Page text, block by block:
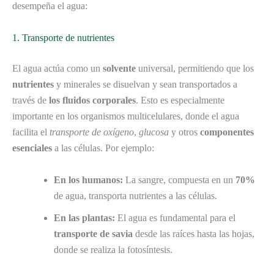
desempeña el agua:
1. Transporte de nutrientes
El agua actúa como un solvente universal, permitiendo que los
nutrientes y minerales se disuelvan y sean transportados a
través de los fluidos corporales. Esto es especialmente
importante en los organismos multicelulares, donde el agua
facilita el transporte de oxígeno, glucosa y otros componentes
esenciales a las células. Por ejemplo:
En los humanos: La sangre, compuesta en un 70%
de agua, transporta nutrientes a las células.
En las plantas: El agua es fundamental para el
transporte de savia desde las raíces hasta las hojas,
donde se realiza la fotosíntesis.